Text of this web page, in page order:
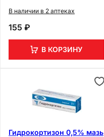
В наличии в 2 аптеках
155 ₽
В КОРЗИНУ
Гидрокортизон 0,5% мазь